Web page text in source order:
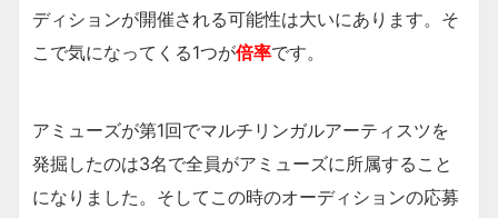
ディションが開催される可能性は大いにあります。そ
こで気になってくる1つが倍率です。
アミューズが第1回でマルチリンガルアーティスツを
発掘したのは3名で全員がアミューズに所属すること
になりました。そしてこの時のオーディションの応募